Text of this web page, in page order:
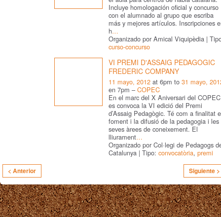
Incluye homologación oficial y concurso
con el alumnado al grupo que escriba
más y mejores artículos. Inscripciones
h…
Organizado por Amical Viquipèdia |
curso-concurso
VI PREMI D'ASSAIG PEDAGOGIC
FREDERIC COMPANY
11 mayo, 2012 at 6pm to 31 mayo,
en 7pm – COPEC
En el marc del X Aniversari del
es convoca la VI edició del Premi
d’Assaig Pedagògic. Té com a finalitat
foment i la difusió de la pedagogia i les
seves àrees de coneixement. El
lliurament…
Organizado por Col·legi de Pedagogs
Catalunya | Tipo: convocatòria, premi
< Anterior Siguiente >